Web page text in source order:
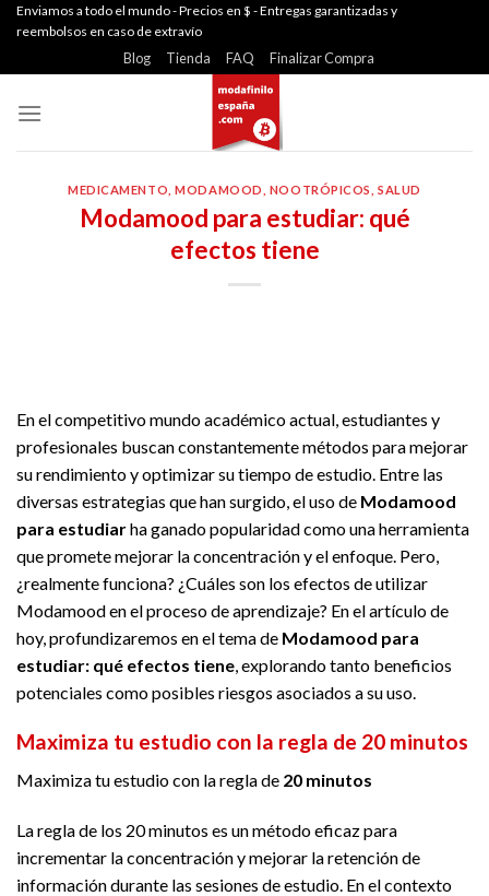
SkipEnviamos a todo el mundo - Precios en $ - Entregas garantizadas y
reembolsos en caso de extravío
Blog Tienda FAQ Finalizar Compra
MEDICAMENTO ,MODAMOOD NOOTRÓPICOS ,SALUD
Modamood para estudiar: qué
efectos tiene
En el competitivo mundo académico actual, estudiantes y
profesionales buscan constantemente métodos para mejorar
su rendimiento y optimizar su tiempo de estudio. Entre las
diversas estrategias que han surgido, el uso de Modamood
para estudiarha ganado popularidad como una herramienta
que promete mejorar la concentración y el enfoque. Pero,
¿realmente funciona? ¿Cuáles son los efectos de utilizar
Modamood en el proceso de aprendizaje? En el artículo de
hoy, profundizaremos en el tema de Modamood para
estudiar: qué efectos tiene, explorando tanto beneficios
potenciales como posibles riesgos asociados a su uso.
Maximiza tu estudio con la regla de 20 minutos
Maximiza tu estudio con la regla de 20 minutos
La regla de los 20 minutos es un método eficaz para
incrementar la concentración y mejorar la retención de
información durante las sesiones de estudio. En el contexto